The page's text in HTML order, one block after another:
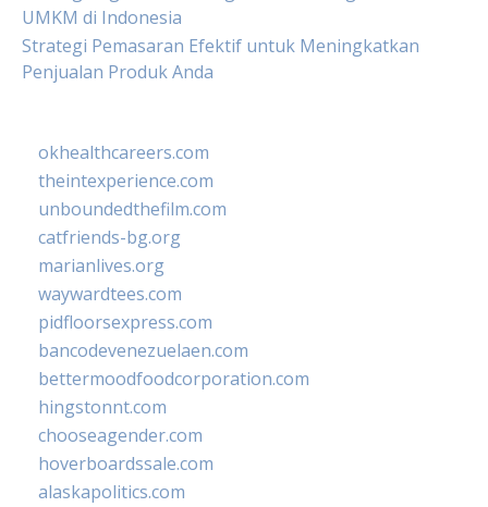
UMKM di Indonesia
Strategi Pemasaran Efektif untuk Meningkatkan
Penjualan Produk Anda
okhealthcareers.com
theintexperience.com
unboundedthefilm.com
catfriends-bg.org
marianlives.org
waywardtees.com
pidfloorsexpress.com
bancodevenezuelaen.com
bettermoodfoodcorporation.com
hingstonnt.com
chooseagender.com
hoverboardssale.com
alaskapolitics.com